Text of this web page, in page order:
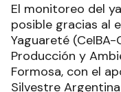
El monitoreo del
posible gracias al
Yaguareté
Producción y
Formosa, con el
Silvestre